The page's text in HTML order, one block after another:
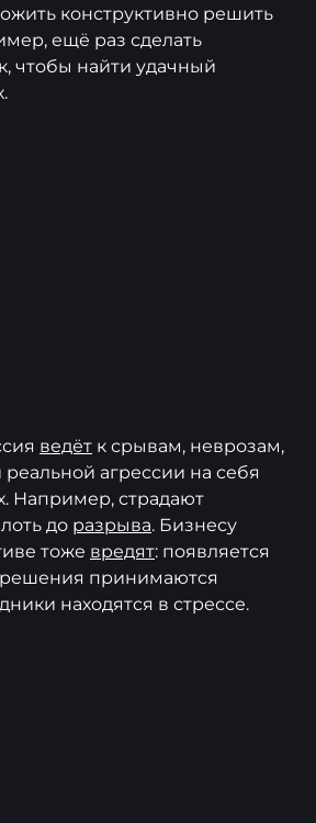
конструктивно решить
ещё раз сделать
чтобы найти удачный
ведёт к срывам, неврозам,
агрессии на себя
Например, страдают
до разрыва. Бизнесу
тоже вредят: появляется
принимаются
находятся в стрессе.